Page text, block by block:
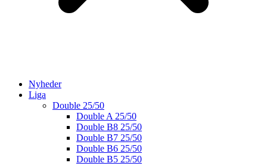
Nyheder
Liga
Double 25/50
Double A 25/50
Double B8 25/50
Double B7 25/50
Double B6 25/50
Double B5 25/50